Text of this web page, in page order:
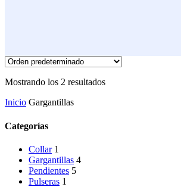
Mostrando los 2 resultados
Inicio Gargantillas
Categorías
Collar 1
Gargantillas 4
Pendientes 5
Pulseras 1